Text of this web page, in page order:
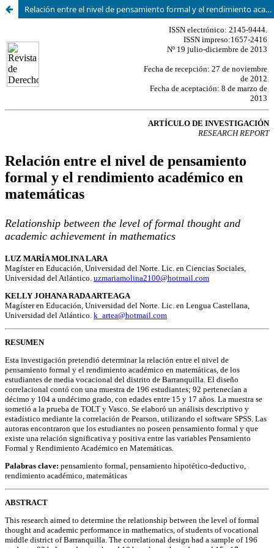
Relación entre el nivel de pensamiento formal y el rendimiento académico en matemáticas